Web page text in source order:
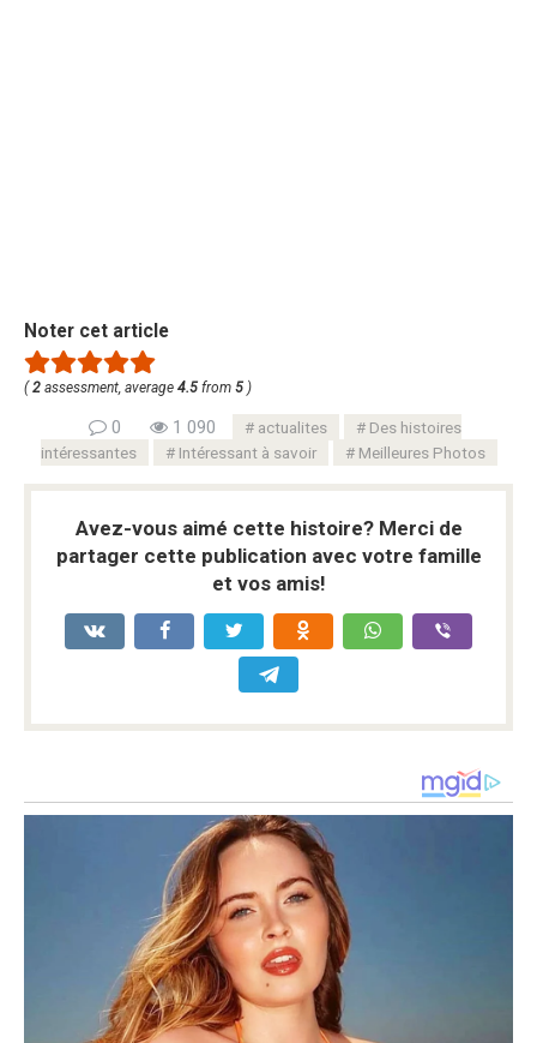
Noter cet article
(2 assessment, average 4.5 from 5 )
0 1 090 actualites
Des histoires
intéressantes
Intéressant à savoir Meilleures Photos
Avez-vous aimé cette histoire? Merci de
partager cette publication avec votre famille
et vos amis!